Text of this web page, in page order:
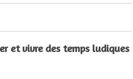
et vivre des temps ludiques